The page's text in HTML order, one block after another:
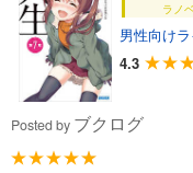
ラノ
男性向け
4.3
Posted by ブクログ